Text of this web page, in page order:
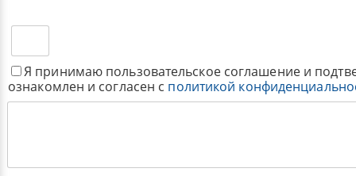
Я принимаю пользовательское соглашение и
ознакомлен и согласен с политикой